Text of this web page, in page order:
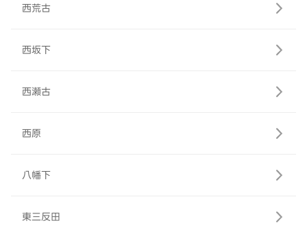
西荒古
西坂下
西瀬古
西原
八幡下
東三反田